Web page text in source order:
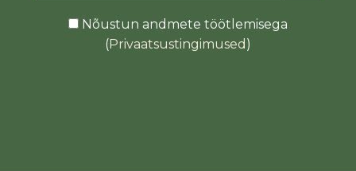
Nõustun andmete töötlemisega
(Privaatsustingimused )